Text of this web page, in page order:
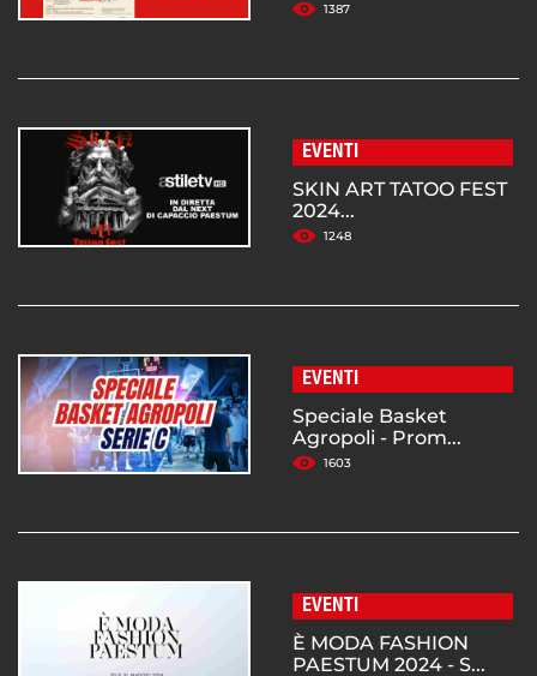
1387
EVENTI
SKIN ART TATOO FEST
2024...
1248
EVENTI
Speciale Basket
Agropoli - Prom...
1603
EVENTI
È MODA FASHION
PAESTUM 2024 - S...